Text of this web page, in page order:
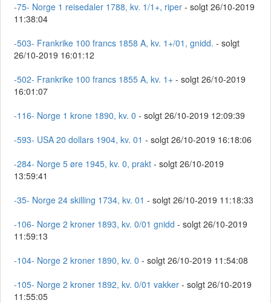
-75- Norge 1 reisedaler 1788, kv. 1/1+, riper - solgt 26/10-2019
11:38:04
-503- Frankrike 100 francs 1858 A, kv. 1+/01, gnidd. - solgt
26/10-2019 16:01:12
-502- Frankrike 100 francs 1855 A, kv. 1+ - solgt 26/10-2019
16:01:07
-116- Norge 1 krone 1890, kv. 0 - solgt 26/10-2019 12:09:39
-593- USA 20 dollars 1904, kv. 01 - solgt 26/10-2019 16:18:06
-284- Norge 5 øre 1945, kv. 0, prakt - solgt 26/10-2019
13:59:41
-35- Norge 24 skilling 1734, kv. 01 - solgt 26/10-2019 11:18:33
-106- Norge 2 kroner 1893, kv. 0/01 gnidd - solgt 26/10-2019
11:59:13
-104- Norge 2 kroner 1890, kv. 0 - solgt 26/10-2019 11:54:08
-105- Norge 2 kroner 1892, kv. 0/01 vakker - solgt 26/10-2019
11:55:05